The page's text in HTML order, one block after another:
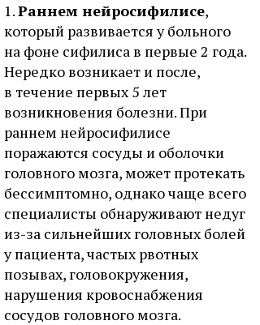
1.Раннем нейросифилисе,
который развивается у больного
на фоне сифилиса в первые 2 года.
Нередко возникает и после,
в течение первых 5 лет
возникновения болезни. При
раннем нейросифилисе
поражаются сосуды и оболочки
головного мозга, может протекать
бессимптомно, однако чаще всего
специалисты обнаруживают недуг
из-за сильнейших головных болей
у пациента, частых рвотных
позывах, головокружения,
нарушения кровоснабжения
сосудов головного мозга.